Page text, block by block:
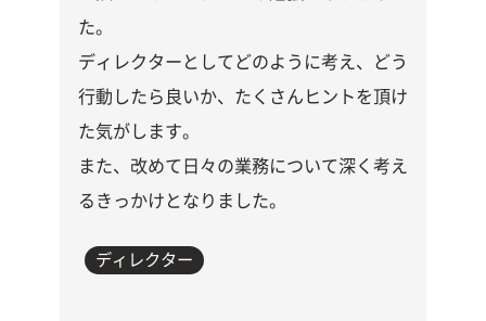
た。
ディレクターとしてどのように考え、どう
行動したら良いか、たくさんヒントを頂け
た気がします。
また、改めて日々の業務について深く考え
るきっかけとなりました。
ディレクター